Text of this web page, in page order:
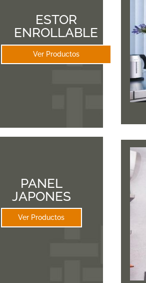
ESTOR
ENROLLABLE
Ver Productos
PANEL
JAPONES
Ver Productos